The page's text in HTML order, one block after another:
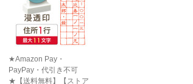
★Amazon Pay・
PayPay・代引き不可
★【送料無料】【ストア